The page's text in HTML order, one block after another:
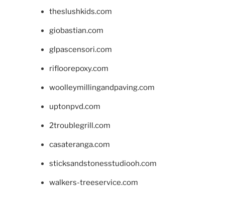
theslushkids.com
giobastian.com
glpascensori.com
rifloorepoxy.com
woolleymillingandpaving.com
uptonpvd.com
2troublegrill.com
casateranga.com
sticksandstonesstudiooh.com
walkers-treeservice.com